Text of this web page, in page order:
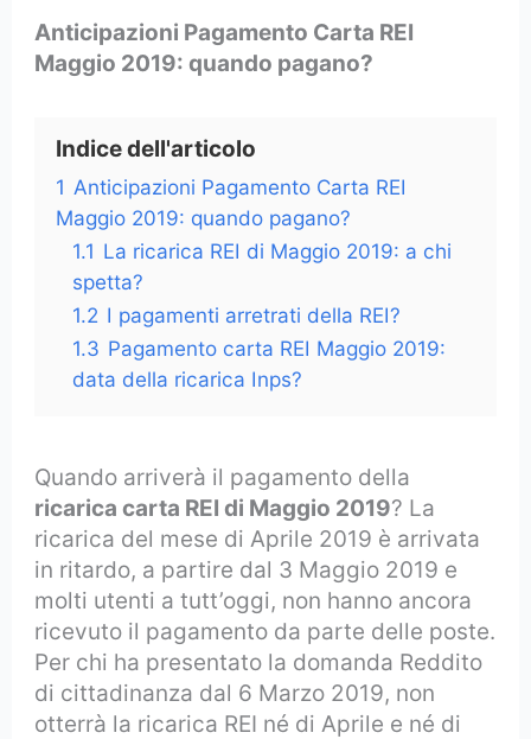
Anticipazioni Pagamento Carta REI
Maggio 2019: quando pagano?
Indice dell'articolo
1 Anticipazioni Pagamento Carta REI
Maggio 2019: quando pagano?
1.1 La ricarica REI di Maggio 2019: a chi
spetta?
1.2 I pagamenti arretrati della REI?
1.3 Pagamento carta REI Maggio 2019:
data della ricarica Inps?
Quando arriverà il pagamento della
ricarica carta REI di Maggio 2019? La
ricarica del mese di Aprile 2019 è arrivata
in ritardo, a partire dal 3 Maggio 2019 e
molti utenti a tutt’oggi, non hanno ancora
ricevuto il pagamento da parte delle poste.
Per chi ha presentato la domanda Reddito
di cittadinanza dal 6 Marzo 2019, non
otterrà la ricarica REI né di Aprile e né di